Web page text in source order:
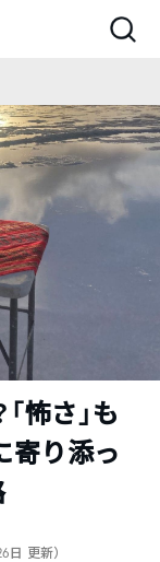
怖さ」も
寄り添っ
日 更新）